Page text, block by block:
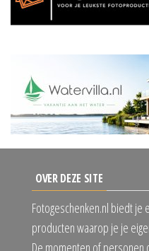
OVER DEZE SITE
Fotogeschenken.nl biedt je
producten waarop je je